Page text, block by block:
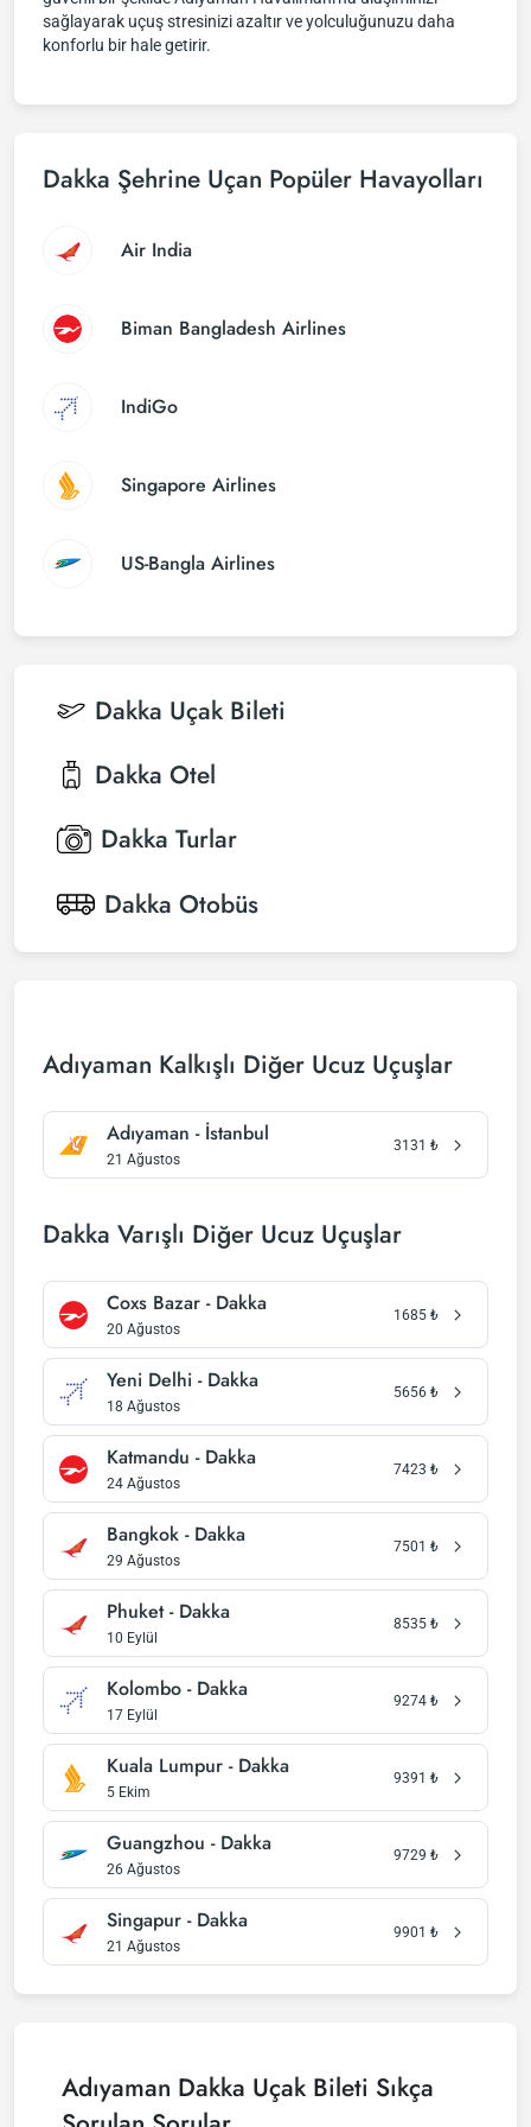
sağlayarak uçuş stresinizi azaltır ve yolculuğunuzu daha
konforlu bir hale getirir.
Dakka Şehrine Uçan Popüler Havayolları
Air India
Biman Bangladesh Airlines
IndiGo
Singapore Airlines
US-Bangla Airlines
Dakka Uçak Bileti
Dakka Otel
Dakka Turlar
Dakka Otobüs
Adıyaman Kalkışlı Diğer Ucuz Uçuşlar
Adıyaman - İstanbul
21 Ağustos
3131 ₺
Dakka Varışlı Diğer Ucuz Uçuşlar
Coxs Bazar - Dakka
20 Ağustos
1685 ₺
Yeni Delhi - Dakka
18 Ağustos
5656 ₺
Katmandu - Dakka
24 Ağustos
7423 ₺
Bangkok - Dakka
29 Ağustos
7501 ₺
Phuket - Dakka
10 Eylül
8535 ₺
Kolombo - Dakka
17 Eylül
9274 ₺
Kuala Lumpur - Dakka
5 Ekim
9391 ₺
Guangzhou - Dakka
26 Ağustos
9729 ₺
Singapur - Dakka
21 Ağustos
9901 ₺
Adıyaman Dakka Uçak Bileti Sıkça